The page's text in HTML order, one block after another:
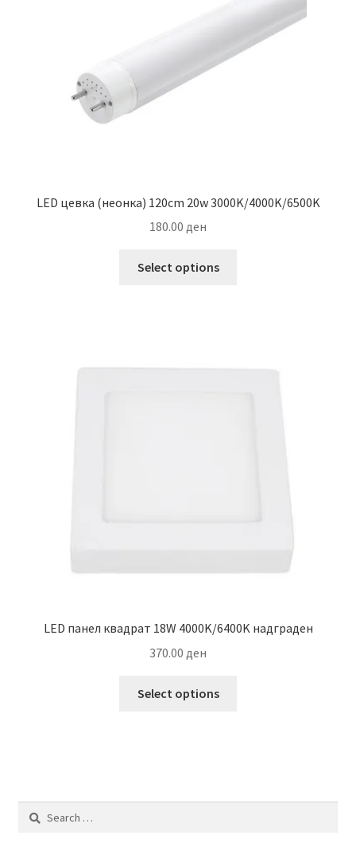
LED цевка (неонка) 120cm 20w 3000K/4000K/6500K
180.00 ден
Select options
LED панел квадрат 18W 4000K/6400K надграден
370.00 ден
Select options
options
Search